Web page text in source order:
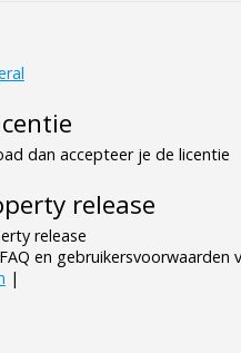
dan accepteer je de licentie
release
release
en gebruikersvoorwaarden
|